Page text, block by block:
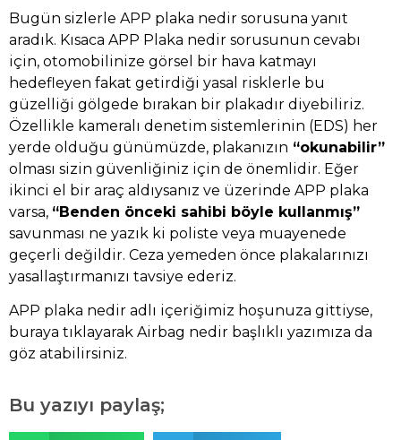
Bugün sizlerle APP plaka nedir sorusuna yanıt
aradık. Kısaca APP Plaka nedir sorusunun cevabı
için, otomobilinize görsel bir hava katmayı
hedefleyen fakat getirdiği yasal risklerle bu
güzelliği gölgede bırakan bir plakadır diyebiliriz.
Özellikle kameralı denetim sistemlerinin (EDS) her
yerde olduğu günümüzde, plakanızın “okunabilir”
olması sizin güvenliğiniz için de önemlidir. Eğer
ikinci el bir araç aldıysanız ve üzerinde APP plaka
varsa, “Benden önceki sahibi böyle kullanmış”
savunması ne yazık ki poliste veya muayenede
geçerli değildir. Ceza yemeden önce plakalarınızı
yasallaştırmanızı tavsiye ederiz.
APP plaka nedir adlı içeriğimiz hoşunuza gittiyse,
buraya tıklayarak Airbag nedir başlıklı yazımıza da
göz atabilirsiniz.
Bu yazıyı paylaş;